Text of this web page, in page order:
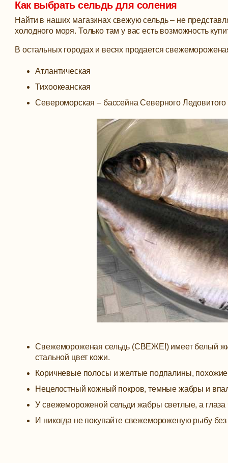
Как выбрать сельдь для соления
Найти в наших магазинах свежую сельдь – не
холодного моря. Только там у вас есть возможность
В остальных городах и весях продается
Атлантическая
Тихоокеанская
Североморская – бассейна Северного Ледовитого
Свежемороженая сельдь (СВЕЖЕ!) имеет белый
стальной цвет кожи.
Коричневые полосы и желтые подпалины,
Нецелостный кожный покров, темные жабры и
У свежемороженой сельди жабры светлые, а глаза
И никогда не покупайте свежемороженую рыбу